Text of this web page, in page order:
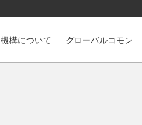
機構について グローバルコモン